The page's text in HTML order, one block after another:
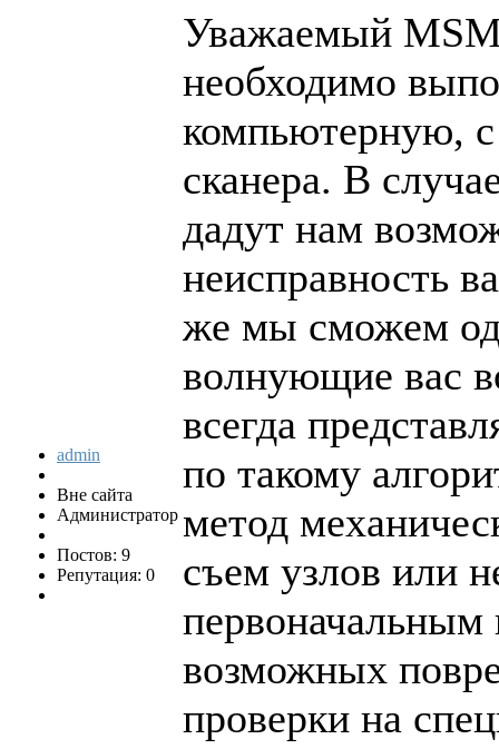
admin
Вне сайта
Администратор
Постов: 9
Репутация: 0
Уважаемый
необходимо
компьютерную,
сканера. В
дадут нам
неисправность
же мы сможем
волнующие вас
всегда
по такому
метод
съем узлов или
возможных
проверки на